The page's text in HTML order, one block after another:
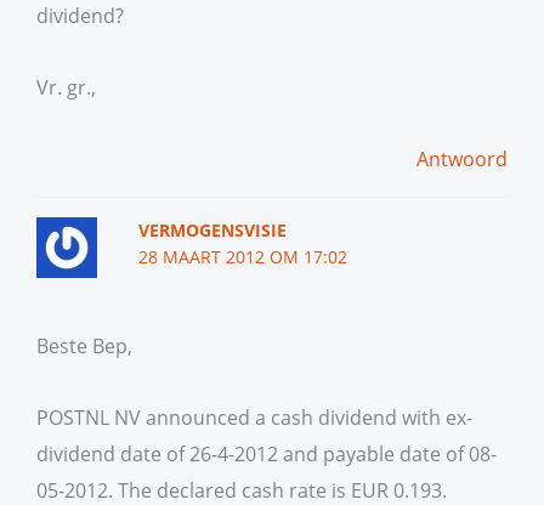
dividend?
Vr. gr.,
Antwoord
VERMOGENSVISIE
28 MAART 2012 OM 17:02
Beste Bep,
POSTNL NV announced a cash dividend with ex-
dividend date of 26-4-2012 and payable date of 08-
05-2012. The declared cash rate is EUR 0.193.